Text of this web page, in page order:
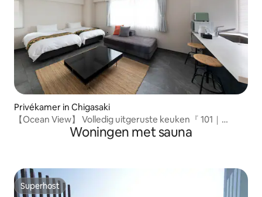
Privékamer in Chigasaki
【Ocean View】 Volledig uitgeruste keuken『 101｜
Woningen met sauna
Superhost
Superhost